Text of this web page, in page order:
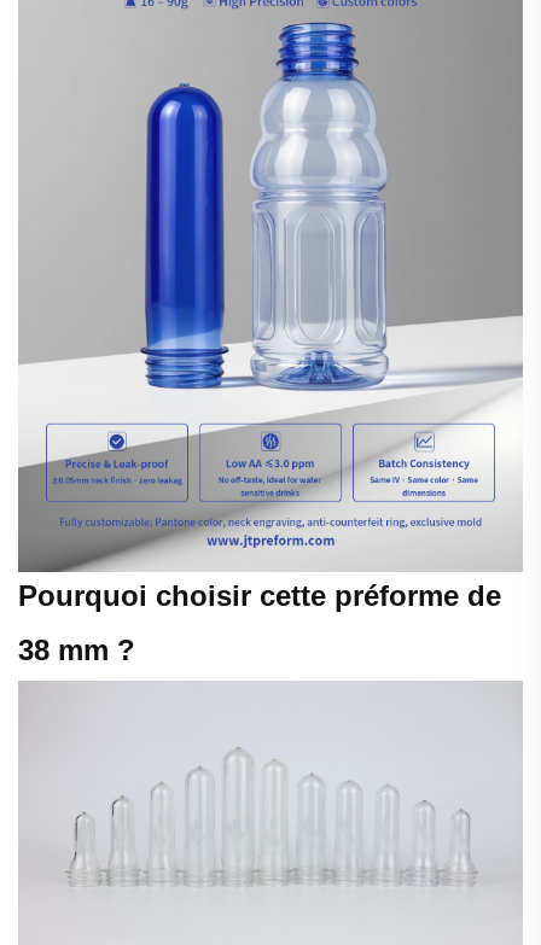
Pourquoi choisir cette préforme de
38 mm ?